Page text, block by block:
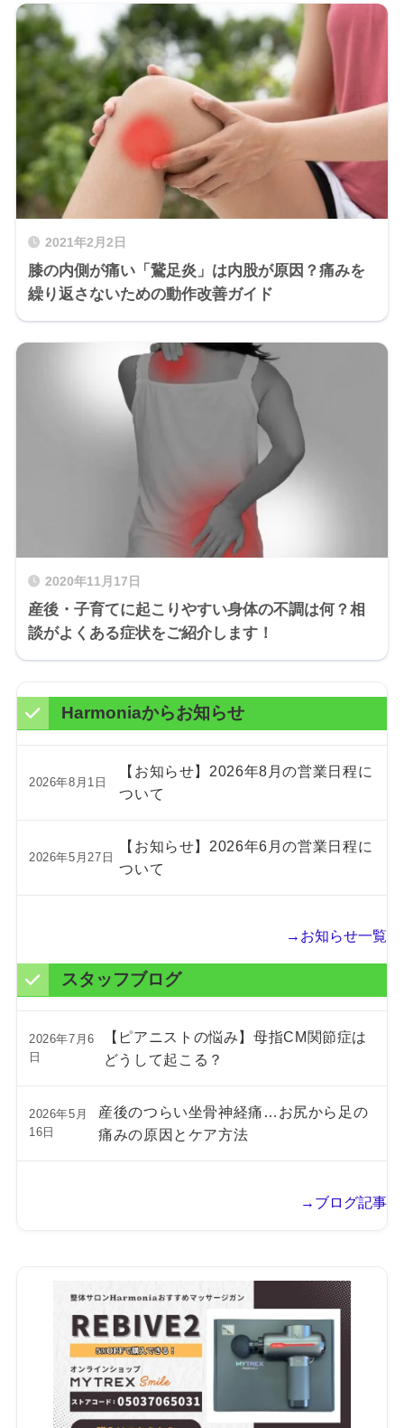
2021年2月2日
膝の内側が痛い「鵞足炎」は内股が原因？痛みを
繰り返さないための動作改善ガイド
2020年11月17日
産後・子育てに起こりやすい身体の不調は何？相
談がよくある症状をご紹介します！
Harmoniaからお知らせ
2026年8月1日
【お知らせ】2026年8月の営業日程に
ついて
2026年5月27日
【お知らせ】2026年6月の営業日程に
ついて
→お知らせ一覧
スタッフブログ
2026年7月6
日
【ピアニストの悩み】母指CM関節症は
どうして起こる？
2026年5月
16日
産後のつらい坐骨神経痛…お尻から足の
痛みの原因とケア方法
→ブログ記事